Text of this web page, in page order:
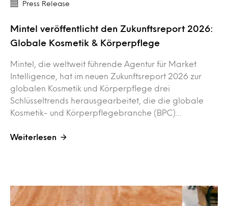
Press Release
Mintel veröffentlicht den Zukunftsreport 2026:
Globale Kosmetik & Körperpflege
Mintel, die weltweit führende Agentur für Market
Intelligence, hat im neuen Zukunftsreport 2026 zur
globalen Kosmetik und Körperpflege drei
Schlüsseltrends herausgearbeitet, die die globale
Kosmetik- und Körperpflegebranche (BPC)…
Weiterlesen